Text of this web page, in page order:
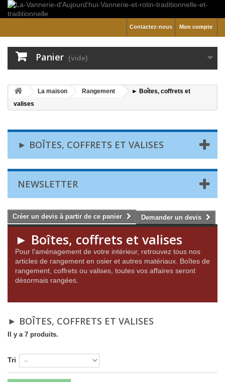
Mon compte
Contactez-nous
Panier (vide)
La maison Rangement
► Boîtes, coffrets et
valises
► BOÎTES, COFFRETS ET VALISES
NEWSLETTER
Créer un devis à partir de ce panier Demander un devis
► Boîtes, coffrets et valises
Pour l'aménagement de votre intérieur, retrouvez tous nos
articles de rangement en osier et autres matériaux. Boîtes de
rangement, coffrets ou valises, toutes vos affaires seront
désormais rangées.
► BOÎTES, COFFRETS ET VALISES
Il y a 7 produits.
Tri